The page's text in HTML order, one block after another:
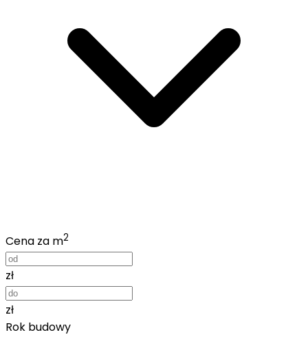
Cena za m2
zł
zł
Rok budowy